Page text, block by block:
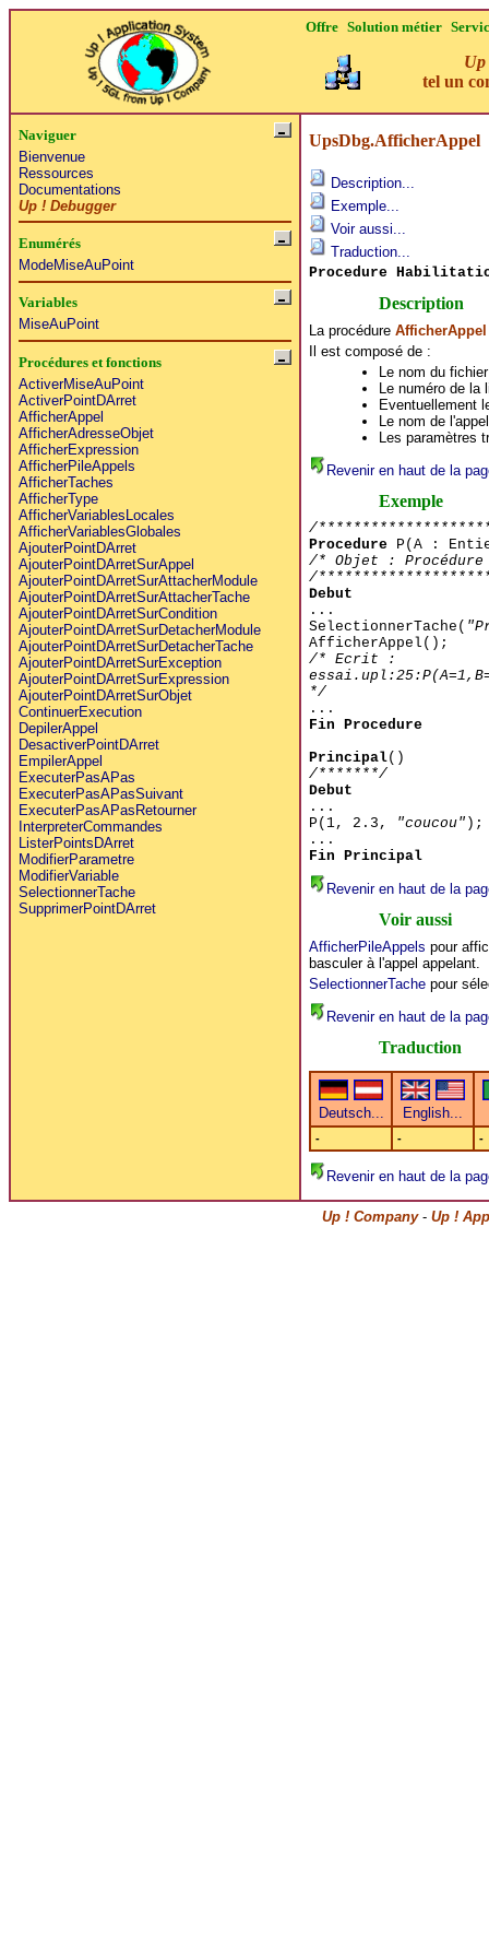
Offre Solution métier
Up
tel un
Naviguer
Bienvenue
Ressources
Documentations
Up ! Debugger
Enumérés
ModeMiseAuPoint
Variables
MiseAuPoint
Procédures et fonctions
ActiverMiseAuPoint
ActiverPointDArret
AfficherAppel
AfficherAdresseObjet
AfficherExpression
AfficherPileAppels
AfficherTaches
AfficherType
AfficherVariablesLocales
AfficherVariablesGlobales
AjouterPointDArret
AjouterPointDArretSurAppel
AjouterPointDArretSurAttacherModule
AjouterPointDArretSurAttacherTache
AjouterPointDArretSurCondition
AjouterPointDArretSurDetacherModule
AjouterPointDArretSurDetacherTache
AjouterPointDArretSurException
AjouterPointDArretSurExpression
AjouterPointDArretSurObjet
ContinuerExecution
DepilerAppel
DesactiverPointDArret
EmpilerAppel
ExecuterPasAPas
ExecuterPasAPasSuivant
ExecuterPasAPasRetourner
InterpreterCommandes
ListerPointsDArret
ModifierParametre
ModifierVariable
SelectionnerTache
SupprimerPointDArret
UpsDbg.AfficherAppel
Description...
Exemple...
Voir aussi...
Traduction...
Procedure
Description
La procédure AfficherAppel
Il est composé de :
Le nom du
Le numéro de la
Eventuellement
Le nom de
Les paramètres
Revenir en haut de la
Exemple
/
ProcedureP(A :
/* Objet : Procédure
/
Debut
...
SelectionnerTache(
AfficherAppel();
/* Ecrit :
*/
...
Fin Procedure
Principal()
/*******/
Debut
...
P(1, 2.3,
"coucou" );
...
Fin Principal
Revenir en haut de la
Voir aussi
AfficherPileAppels pour
basculer à l'appel appelant.
SelectionnerTachepour
Revenir en haut de la
Traduction
- - -
Revenir en haut de la
Up ! Company- Up !